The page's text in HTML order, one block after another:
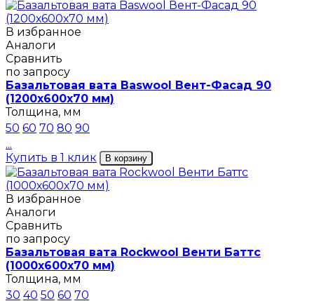
В избранное
Аналоги
Сравнить
по запросу
Базальтовая вата Baswool Вент-Фасад 90
(1200х600х70 мм)
Толщина, мм
50 60 70 80 90
...
Купить в 1 клик
В корзину
В избранное
Аналоги
Сравнить
по запросу
Базальтовая вата Rockwool Венти Баттс
(1000х600х70 мм)
Толщина, мм
30 40 50 60 70